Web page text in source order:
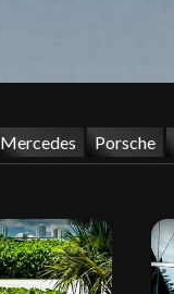
Mercedes Porsche